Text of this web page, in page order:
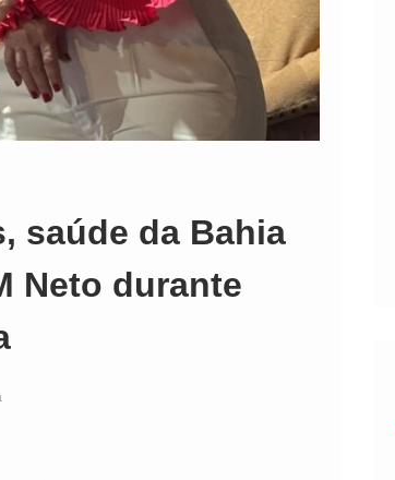
saúde da Bahia
Neto durante